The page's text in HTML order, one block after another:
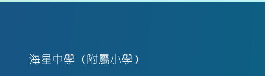
海星中學（附屬小學）